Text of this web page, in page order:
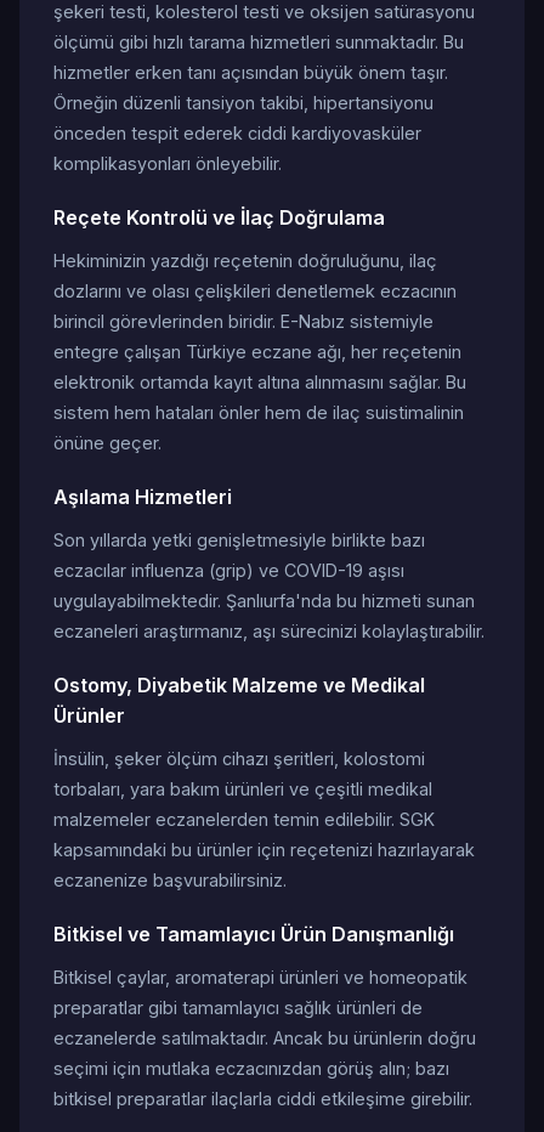
şekeri testi, kolesterol testi ve oksijen satürasyonu
ölçümü gibi hızlı tarama hizmetleri sunmaktadır. Bu
hizmetler erken tanı açısından büyük önem taşır.
Örneğin düzenli tansiyon takibi, hipertansiyonu
önceden tespit ederek ciddi kardiyovasküler
komplikasyonları önleyebilir.
Reçete Kontrolü ve İlaç Doğrulama
Hekiminizin yazdığı reçetenin doğruluğunu, ilaç
dozlarını ve olası çelişkileri denetlemek eczacının
birincil görevlerinden biridir. E-Nabız sistemiyle
entegre çalışan Türkiye eczane ağı, her reçetenin
elektronik ortamda kayıt altına alınmasını sağlar. Bu
sistem hem hataları önler hem de ilaç suistimalinin
önüne geçer.
Aşılama Hizmetleri
Son yıllarda yetki genişletmesiyle birlikte bazı
eczacılar influenza (grip) ve COVID-19 aşısı
uygulayabilmektedir. Şanlıurfa'nda bu hizmeti sunan
eczaneleri araştırmanız, aşı sürecinizi kolaylaştırabilir.
Ostomy, Diyabetik Malzeme ve Medikal
Ürünler
İnsülin, şeker ölçüm cihazı şeritleri, kolostomi
torbaları, yara bakım ürünleri ve çeşitli medikal
malzemeler eczanelerden temin edilebilir. SGK
kapsamındaki bu ürünler için reçetenizi hazırlayarak
eczanenize başvurabilirsiniz.
Bitkisel ve Tamamlayıcı Ürün Danışmanlığı
Bitkisel çaylar, aromaterapi ürünleri ve homeopatik
preparatlar gibi tamamlayıcı sağlık ürünleri de
eczanelerde satılmaktadır. Ancak bu ürünlerin doğru
seçimi için mutlaka eczacınızdan görüş alın; bazı
bitkisel preparatlar ilaçlarla ciddi etkileşime girebilir.